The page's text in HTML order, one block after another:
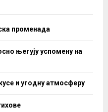
променада
његују успомену на
и угодну атмосферу